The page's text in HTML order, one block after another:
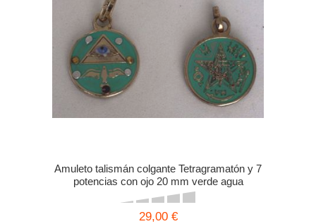
Amuleto talismán colgante Tetragramatón y 7
potencias con ojo 20 mm verde agua
29,00 €